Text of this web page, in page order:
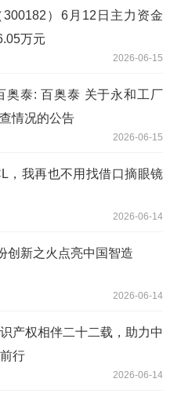
）6月12日主力资金
万元
2026-06-15
奥泰: 百奥泰 关于永和工厂
情况的公告
2026-06-15
，我再也不用找借口摘眼镜
2026-06-14
创新之火点亮中国智造
2026-06-14
产权相伴二十二载，助力中
行
2026-06-14